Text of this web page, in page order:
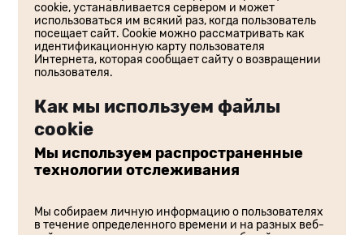
cookie, устанавливается сервером и может
использоваться им всякий раз, когда пользователь
посещает сайт. Cookie можно рассматривать как
идентификационную карту пользователя
Интернета, которая сообщает сайту о возвращении
пользователя.
Как мы используем файлы
cookie
Мы используем распространенные
технологии отслеживания
Мы собираем личную информацию о пользователях
в течение определенного времени и на разных веб-